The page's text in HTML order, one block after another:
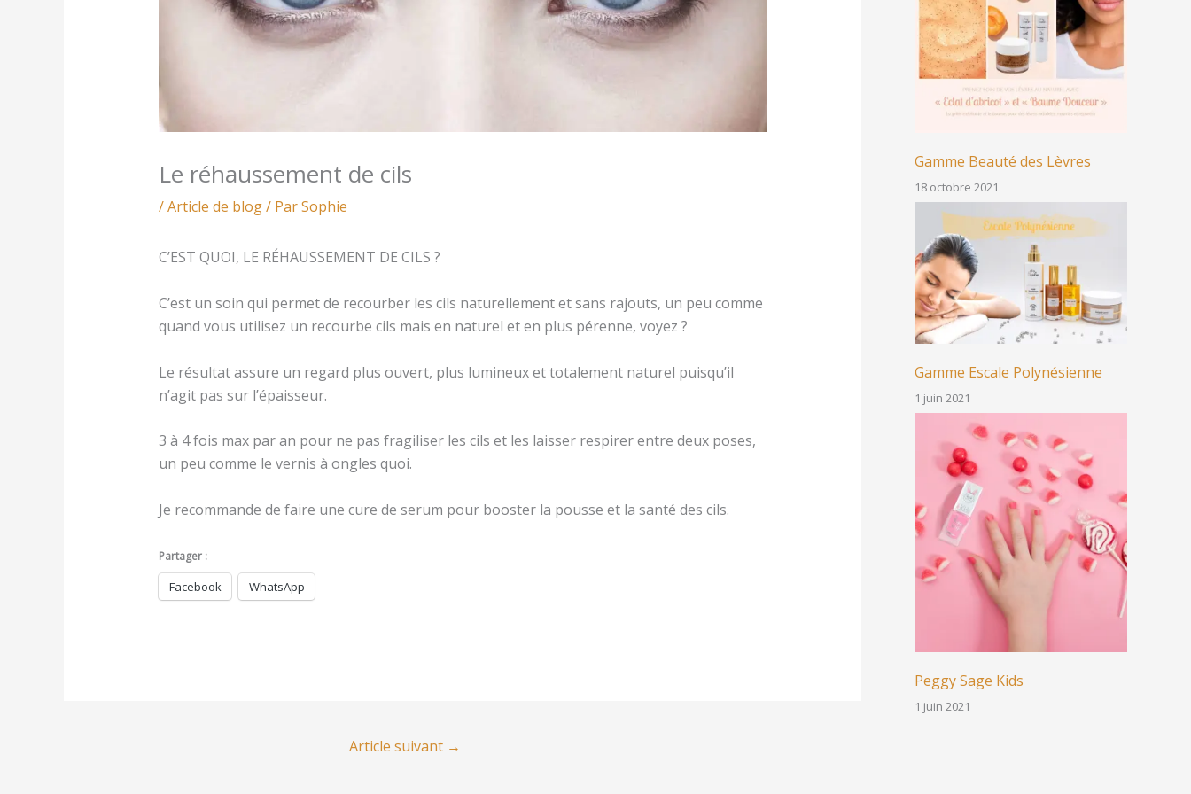
Le réhaussement de cils
/Article de blog/ ParSophie
C’EST QUOI, LE RÉHAUSSEMENT DE CILS ?
C’est un soin qui permet de recourber les cils naturellement et sans rajouts, un peu comme
quand vous utilisez un recourbe cils mais en naturel et en plus pérenne, voyez ?
Le résultat assure un regard plus ouvert, plus lumineux et totalement naturel puisqu’il
n’agit pas sur l’épaisseur.
3 à 4 fois max par an pour ne pas fragiliser les cils et les laisser respirer entre deux poses,
un peu comme le vernis à ongles quoi.
Je recommande de faire une cure de serum pour booster la pousse et la santé des cils.
Partager :
Facebook WhatsApp
Article suivant →
Gamme Beauté des Lèvres
18 octobre 2021
Gamme Escale Polynésienne
1 juin 2021
Peggy Sage Kids
1 juin 2021